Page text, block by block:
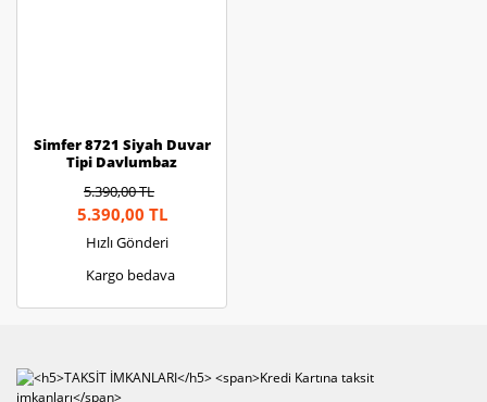
Simfer 8721 Siyah Duvar
Tipi Davlumbaz
5.390,00 TL
5.390,00 TL
Hızlı Gönderi
Kargo bedava